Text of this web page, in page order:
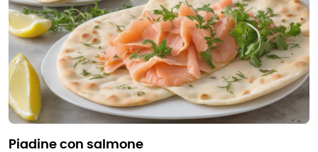
piadine con salmone